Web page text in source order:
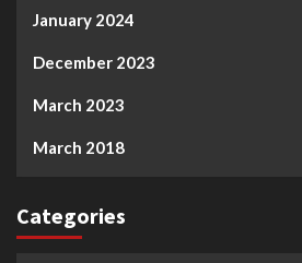
January 2024
December 2023
March 2023
March 2018
Categories